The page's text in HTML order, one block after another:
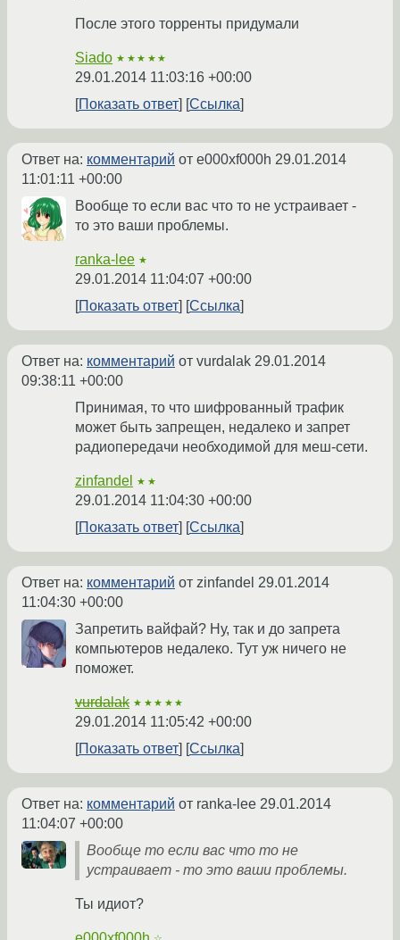
После этого торренты придумали
Siado ★★★★★
29.01.2014 11:03:16 +00:00
Показать ответ
Ссылка
Ответ на: комментарий от e000xf000h 29.01.2014
11:01:11 +00:00
Вообще то если вас что то не устраивает -
то это ваши проблемы.
ranka-lee ★
29.01.2014 11:04:07 +00:00
Показать ответ
Ссылка
Ответ на: комментарий от vurdalak 29.01.2014
09:38:11 +00:00
Принимая, то что шифрованный трафик
может быть запрещен, недалеко и запрет
радиопередачи необходимой для меш-сети.
zinfandel ★★
29.01.2014 11:04:30 +00:00
Показать ответ
Ссылка
Ответ на: комментарий от zinfandel 29.01.2014
11:04:30 +00:00
Запретить вайфай? Ну, так и до запрета
компьютеров недалеко. Тут уж ничего не
поможет.
vurdalak ★★★★★
29.01.2014 11:05:42 +00:00
Показать ответ
Ссылка
Ответ на: комментарий от ranka-lee 29.01.2014
11:04:07 +00:00
Вообще то если вас что то не
устраивает - то это ваши проблемы.
Ты идиот?